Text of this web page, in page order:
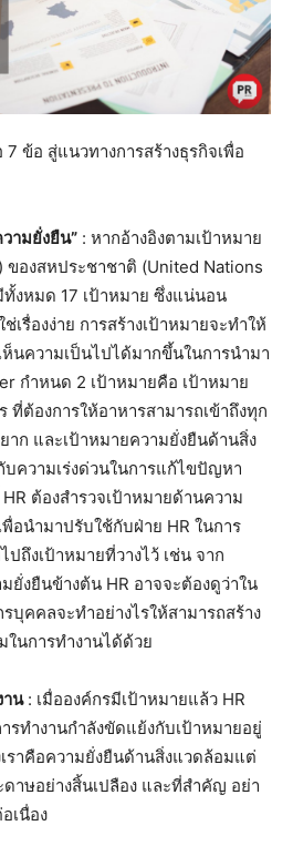
7 ข้อ สู่แนวทางการสร้างธุรกิจเพื่อ
ามยั่งยืน” : หากอ้างอิงตามเป้าหมาย
องสหประชาชาติ (United Nations
ทั้งหมด 17 เป้าหมาย ซึ่งแน่นอน
เรื่องง่าย การสร้างเป้าหมายจะทำให้
นความเป็นไปได้มากขึ้นในการนำมา
กำหนด 2 เป้าหมายคือ เป้าหมาย
ต้องการให้อาหารสามารถเข้าถึงทุก
ก และเป้าหมายความยั่งยืนด้านสิ่ง
ความเร่งด่วนในการแก้ไขปัญหา
ต้องสำรวจเป้าหมายด้านความ
อนำมาปรับใช้กับฝ่าย HR ในการ
ถึงเป้าหมายที่วางไว้ เช่น จาก
ยั่งยืนข้างต้น HR อาจจะต้องดูว่าใน
บุคคลจะทำอย่างไรให้สามารถสร้าง
นการทำงานได้ด้วย
าน: เมื่อองค์กรมีเป้าหมายแล้ว HR
รทำงานกำลังขัดแย้งกับเป้าหมายอยู่
ราคือความยั่งยืนด้านสิ่งแวดล้อมแต่
ดาษอย่างสิ้นเปลือง และที่สำคัญ อย่า
เนื่อง